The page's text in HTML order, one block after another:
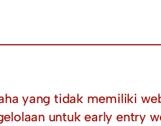
yang tidak memiliki
untuk early entry